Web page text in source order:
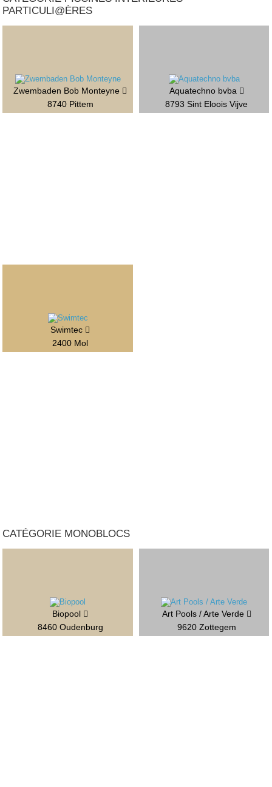
PARTICULI@ÈRES
Zwembaden Bob Monteyne
8740 Pittem
Aquatechno bvba
8793 Sint Eloois Vijve
Swimtec
2400 Mol
CATÉGORIE MONOBLOCS
Biopool
8460 Oudenburg
Art Pools / Arte Verde
9620 Zottegem